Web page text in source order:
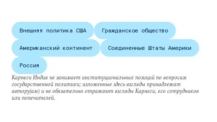
Внешняя политика США Гражданское общество
Американский континент Соединенные Штаты Америки
Россия
Карнеги Индия не занимает институциональных позиций по вопросам
государственной политики; изложенные здесь взгляды принадлежат
автору(ам) и не обязательно отражают взгляды Карнеги, его сотрудников
или попечителей.